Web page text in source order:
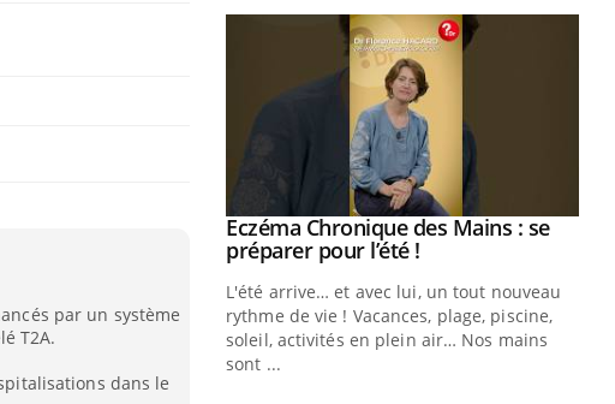
par un système
T2A.
dans le
Youtube
Eczéma Chronique des Mains : se
préparer pour l’été !Youtube
L'été arrive… et avec lui, un tout nouveau
rythme de vie ! Vacances, plage, piscine,
soleil, activités en plein air… Nos mains
sont ...